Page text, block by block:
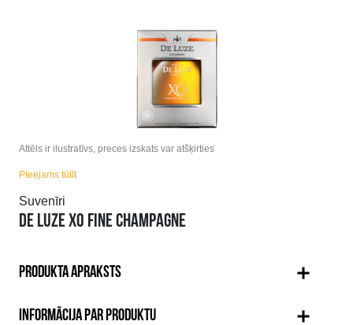
Attēls ir ilustratīvs, preces izskats var atšķirties
Pieejams tūlīt
Suvenīri
DE LUZE XO FINE CHAMPAGNE
PRODUKTA APRAKSTS
INFORMĀCIJA PAR PRODUKTU